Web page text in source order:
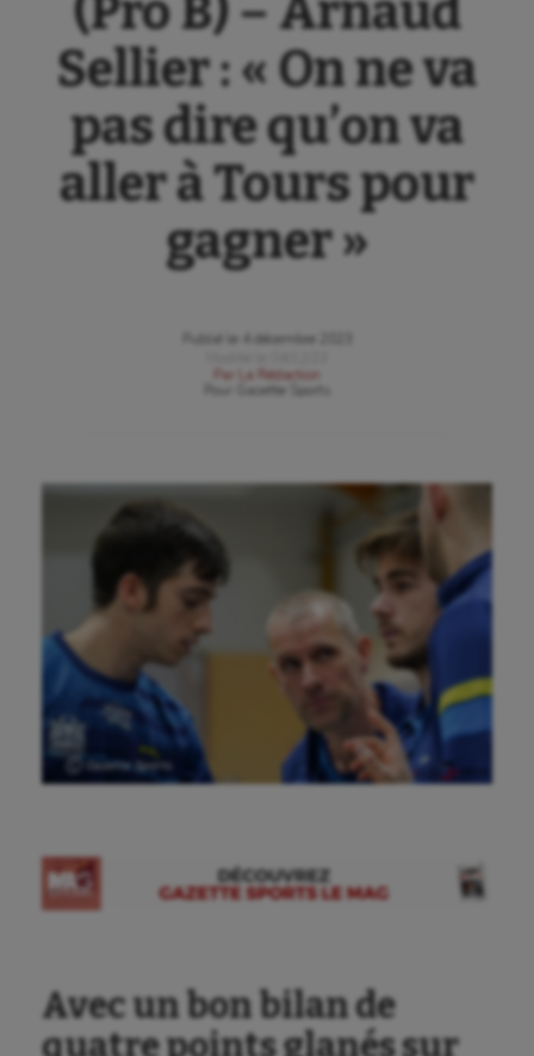
(Pro B) – Arnaud
Sellier : « On ne va
pas dire qu’on va
aller à Tours pour
gagner »
Publié le
4 décembre 2023
Par
La Rédaction
Gazette Sports
Ⓒ Gazette Sports
Avec un bon bilan de
quatre points glanés sur